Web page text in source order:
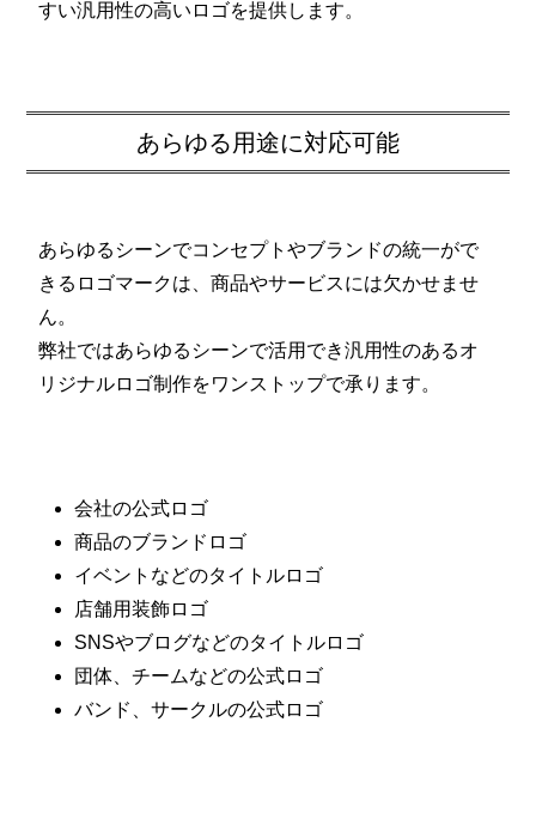
すい汎用性の高いロゴを提供します。
あらゆる用途に対応可能
あらゆるシーンでコンセプトやブランドの統一がで
きるロゴマークは、商品やサービスには欠かせませ
ん。
弊社ではあらゆるシーンで活用でき汎用性のあるオ
リジナルロゴ制作をワンストップで承ります。
会社の公式ロゴ
商品のブランドロゴ
イベントなどのタイトルロゴ
店舗用装飾ロゴ
SNSやブログなどのタイトルロゴ
団体、チームなどの公式ロゴ
バンド、サークルの公式ロゴ